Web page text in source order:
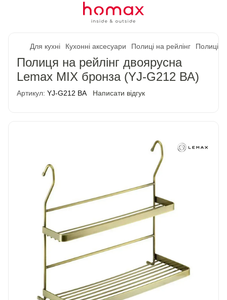
Для кухні Кухонні аксесуари Полиці на рейлінг Полиці
Полиця на рейлінг двоярусна
Lemax MIX бронза (YJ-G212 ВА)
Артикул: YJ-G212 ВА Написати відгук